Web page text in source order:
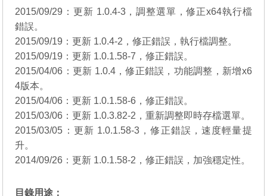
2015/09/29：更新 1.0.4-3，調整選單，修正x64執行檔
錯誤。
2015/09/19：更新 1.0.4-2，修正錯誤，執行檔調整。
2015/09/19：更新 1.0.1.58-7，修正錯誤。
2015/04/06：更新 1.0.4，修正錯誤，功能調整，新增x6
4版本。
2015/04/06：更新 1.0.1.58-6，修正錯誤。
2015/03/06：更新 1.0.3.82-2，重新調整即時存檔選單。
2015/03/05：更新 1.0.1.58-3，修正錯誤，速度輕量提
升。
2014/09/26：更新 1.0.1.58-2，修正錯誤，加強穩定性。
目錄用途：